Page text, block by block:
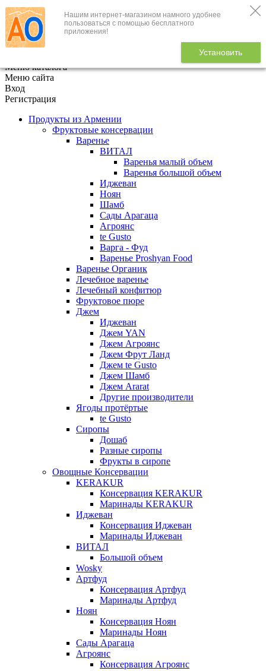
Нашим интернет-магазином намного удобнее
пользоваться с помощью бесплатного
приложения!
Установить
+7 (495) 646-888-1
В корзине
Меню каталога
Меню сайта
Вход
Регистрация
Продукты из Армении
Фруктовые консервации
Варенье
ВИТАЛ
Варенья малый объем
Варенья большой объем
Иджеван
Ноян
Шамб
Сады Арагаца
Агроянс
te Gusto
Варга - Фуд
Варенье Proshyan Food
Варенье Органик
Лечебное варенье
Лечебный конфитюр
Фруктовое пюре
Джем
Иджеван
Джем YAN
Джем Агроянс
Джем Фрут Ланд
Джем te Gusto
Джем Шамб
Джем Ararat
Другие производители
Ягоды протёртые
te Gusto
Сиропы
Дошаб
Разные сиропы
Фрукты в сиропе
Овощные Консервации
KERAKUR
Консервация KERAKUR
Маринады KERAKUR
Иджеван
Консервация Иджеван
Маринады Иджеван
ВИТАЛ
Большой объем
Wosky
Артфуд
Консервация Артфуд
Маринады Артфуд
Ноян
Консервация Ноян
Маринады Ноян
Сады Арагаца
Агроянс
Консервация Агроянс